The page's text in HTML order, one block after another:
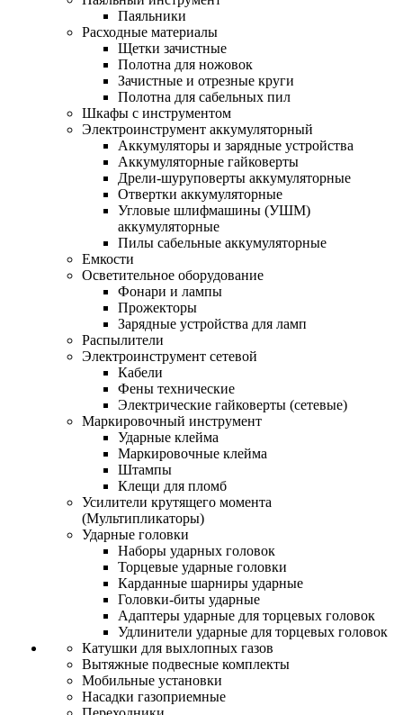
Паяльники
Расходные материалы
Щетки зачистные
Полотна для ножовок
Зачистные и отрезные круги
Полотна для сабельных пил
Шкафы с инструментом
Электроинструмент аккумуляторный
Аккумуляторы и зарядные устройства
Аккумуляторные гайковерты
Дрели-шуруповерты аккумуляторные
Отвертки аккумуляторные
Угловые шлифмашины (УШМ)
аккумуляторные
Пилы сабельные аккумуляторные
Емкости
Осветительное оборудование
Фонари и лампы
Прожекторы
Зарядные устройства для ламп
Распылители
Электроинструмент сетевой
Кабели
Фены технические
Электрические гайковерты (сетевые)
Маркировочный инструмент
Ударные клейма
Маркировочные клейма
Штампы
Клещи для пломб
Усилители крутящего момента
(Мультипликаторы)
Ударные головки
Наборы ударных головок
Торцевые ударные головки
Карданные шарниры ударные
Головки-биты ударные
Адаптеры ударные для торцевых головок
Удлинители ударные для торцевых головок
Катушки для выхлопных газов
Вытяжные подвесные комплекты
Мобильные установки
Насадки газоприемные